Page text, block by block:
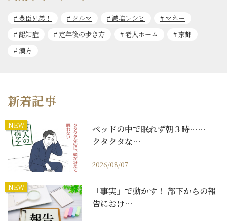
豊臣兄弟！ クルマ 減塩レシピ
マネー
認知症
定年後の歩き方 老人ホーム
京都
漢方
新着記事
NEW
ベッドの中で眠れず朝３時……｜
クタクタな…
2026/08/07
NEW
「事実」で動かす！ 部下からの報
告におけ…